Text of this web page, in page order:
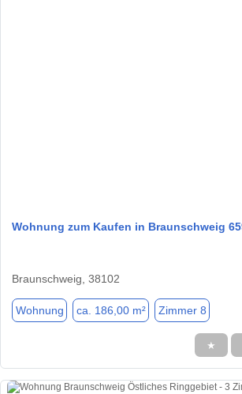
Wohnung zum Kaufen in Braunschweig
Braunschweig, 38102
Wohnung ca. 186,00 m² Zimmer 8
★